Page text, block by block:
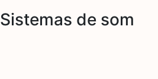
Sistemas de som